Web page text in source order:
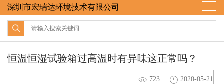
深圳市宏瑞达环境技术有限公司
恒温恒湿试验箱过高温时有异味这正常吗？
723 2020-05-21